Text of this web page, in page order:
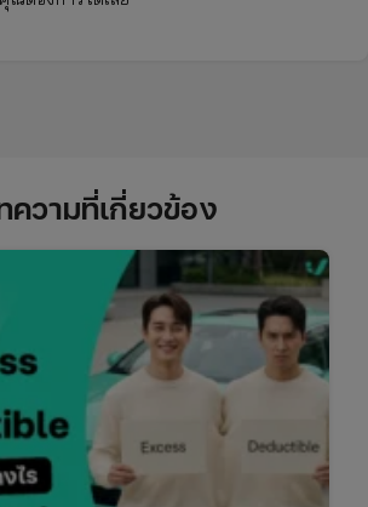
ความที่เกี่ยวข้อง